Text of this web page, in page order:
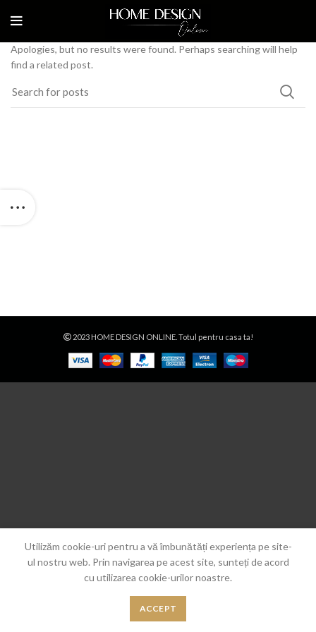
Nothing Found
Apologies, but no results were found. Perhaps searching will help
find a related post.
2023 HOME DESIGN ONLINE. Totul pentru casa ta!
Utilizăm cookie-uri pentru a vă îmbunătăți experiența pe site-
ul nostru web. Prin navigarea pe acest site, sunteți de acord
cu utilizarea cookie-urilor noastre.
ACCEPT